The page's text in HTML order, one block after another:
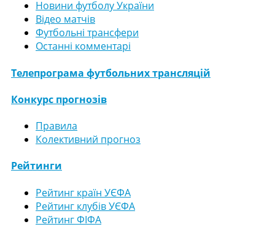
Новини футболу України
Відео матчів
Футбольні трансфери
Останні комментарі
Телепрограма футбольних трансляцій
Конкурс прогнозів
Правила
Колективний прогноз
Рейтинги
Рейтинг країн УЄФА
Рейтинг клубів УЄФА
Рейтинг ФІФА